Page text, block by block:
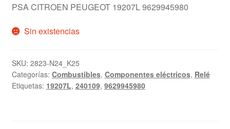
PSA CITROEN PEUGEOT 19207L 9629945980
Sin existencias
SKU: 2823-N24_K25
Categorías: Combustibles, Componentes eléctricos, Relé
Etiquetas: 19207L, 240109, 9629945980